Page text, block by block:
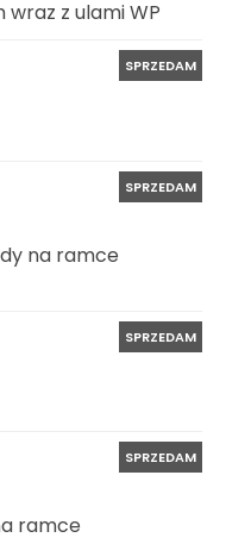
z ulami WP
SPRZEDAM
SPRZEDAM
na ramce
SPRZEDAM
SPRZEDAM
ramce